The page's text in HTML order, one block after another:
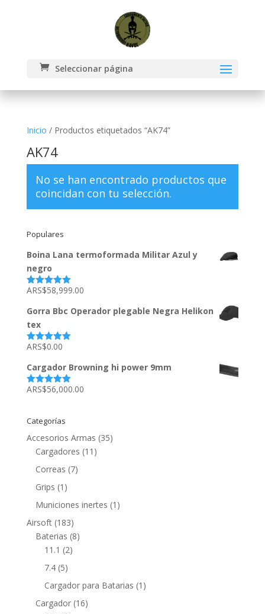
Seleccionar página
Inicio / Productos etiquetados “AK74”
AK74
No se han encontrado productos que
coincidan con tu selección.
Populares
Boina Lana termoformada Militar Azul y
negro
Valorado
5
ARS$58,999.00
Gorra Bbc Operador plegable Negra Helikon
tex
Valorado
5
ARS$0.00
Cargador Browning hi power 9mm
Valorado
ARS$56,000.00
Categorías
Accesorios Armas (35)
Cargadores (11)
Correas (7)
Grips (1)
Municiones inertes (1)
Airsoft (183)
Baterias (8)
11.1 (2)
7.4 (5)
Cargador para Batarias (1)
Cargador (16)